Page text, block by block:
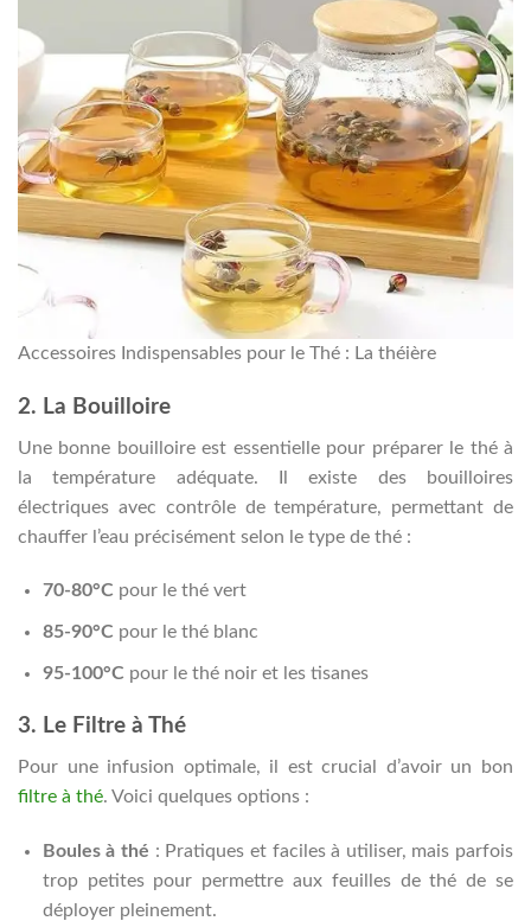
Accessoires Indispensables pour le Thé : La théière
2. La Bouilloire
Une bonne bouilloire est essentielle pour préparer le thé à
la température adéquate. Il existe des bouilloires
électriques avec contrôle de température, permettant de
chauffer l’eau précisément selon le type de thé :
70-80°C pour le thé vert
85-90°C pour le thé blanc
95-100°C pour le thé noir et les tisanes
3. Le Filtre à Thé
Pour une infusion optimale, il est crucial d’avoir un bon
filtre à thé. Voici quelques options :
Boules à thé : Pratiques et faciles à utiliser, mais parfois
trop petites pour permettre aux feuilles de thé de se
déployer pleinement.